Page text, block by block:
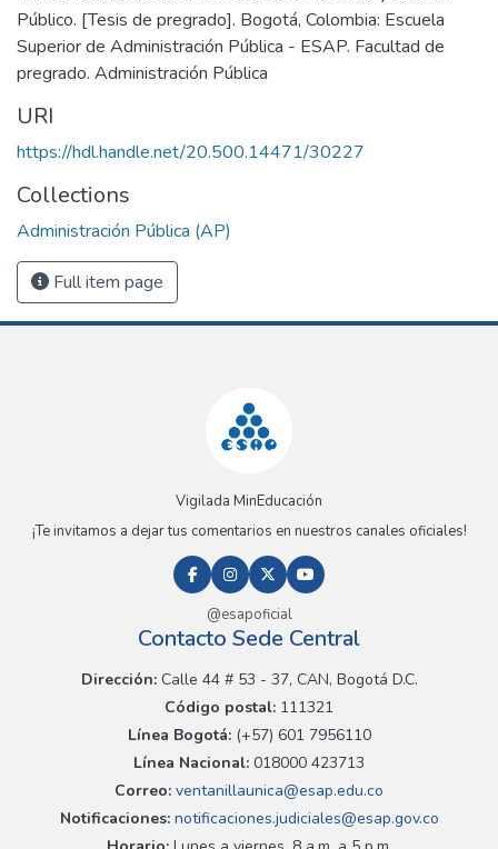
Público. [Tesis de pregrado]. Bogotá, Colombia: Escuela
Superior de Administración Pública - ESAP. Facultad de
pregrado. Administración Pública
URI
https://hdl.handle.net/20.500.14471/30227
Collections
Administración Pública (AP)
Full item page
Vigilada MinEducación
¡Te invitamos a dejar tus comentarios en nuestros canales oficiales!
@esapoficial
Contacto Sede Central
Dirección:Calle 44 # 53 - 37, CAN, Bogotá D.C.
Código postal: 111321
Línea Bogotá:(+57) 601 7956110
Línea Nacional: 018000 423713
Correo: ventanillaunica@esap.edu.co
Notificaciones:notificaciones.judiciales@esap.gov.co